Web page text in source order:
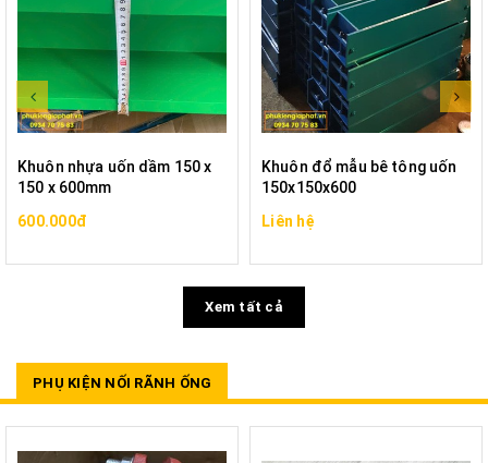
Khuôn nhựa uốn dầm 150 x
150 x 600mm
600.000đ
Khuôn đổ mẫu bê tông uốn
150x150x600
Liên hệ
Xem tất cả
PHỤ KIỆN NỐI RÃNH ỐNG